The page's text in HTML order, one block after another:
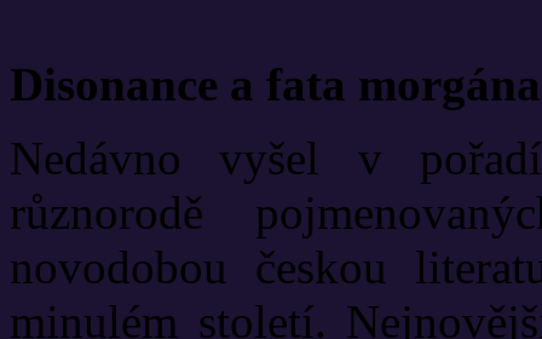
Disonance a fata morgána
Nedávno vyšel v
různorodě
novodobou českou
minulém století.